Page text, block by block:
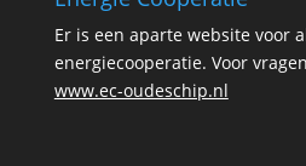
Er is een aparte website voor
energiecooperatie. Voor
www.ec-oudeschip.nl